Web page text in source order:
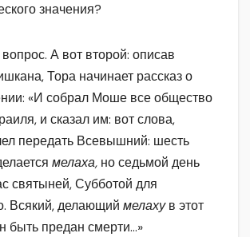
значения?
А вот второй: описав
Тора начинает рассказ о
«И собрал Моше все общество
и сказал им: вот слова,
передать Всевышний: шесть
мелаха, но седьмой день
святыней, Субботой для
Всякий, делающий мелахув этот
быть предан смерти…»